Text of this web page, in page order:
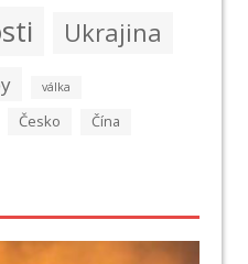
Ukrajina
válka
Česko Čína